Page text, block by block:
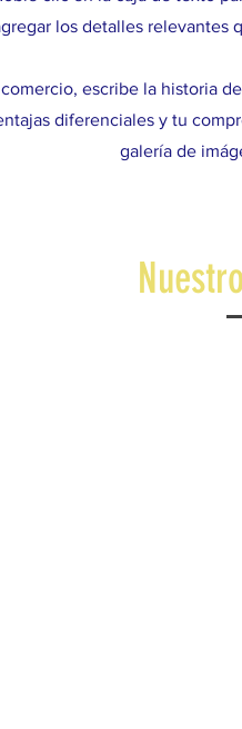
los detalles relevantes
escribe la historia
diferenciales y tu
galería de